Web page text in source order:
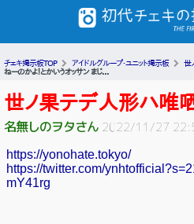
チェキ掲示板TOP アイドルグループ・ユニット掲示板 世
ねーのかよ！とかいうオッサン まじ...
世ノ果テデ人形ハ唯哂
名無しのヲタさん 2022/11/27
https://yonohate.tokyo/
https://twitter.com/
mY41rg